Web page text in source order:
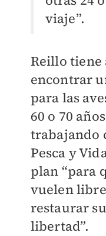
viaje”.
Reillo tiene
encontrar
para las
60 o 70
trabajando
Pesca y
plan “para
vuelen
restaurar
libertad”.